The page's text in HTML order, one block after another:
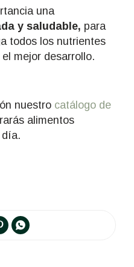
una
y saludable, para
todos los nutrientes
mejor desarrollo.
nuestro catálogo de
alimentos
